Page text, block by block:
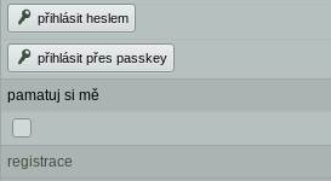
přihlásit heslem
přihlásit přes passkey
pamatuj si mě
registrace